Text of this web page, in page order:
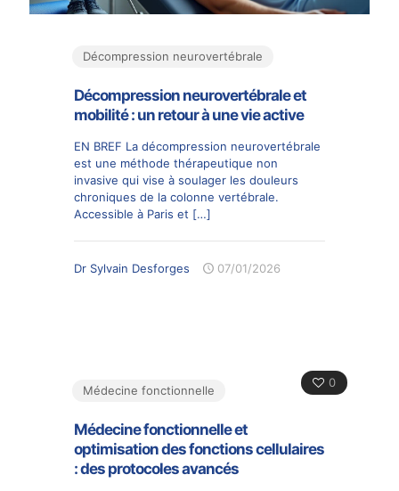
Décompression neurovertébrale
Décompression neurovertébrale et
mobilité : un retour à une vie active
EN BREF La décompression neurovertébrale
est une méthode thérapeutique non
invasive qui vise à soulager les douleurs
chroniques de la colonne vertébrale.
Accessible à Paris et […]
Dr Sylvain Desforges 07/01/2026
0
Médecine fonctionnelle
Médecine fonctionnelle et
optimisation des fonctions cellulaires
: des protocoles avancés